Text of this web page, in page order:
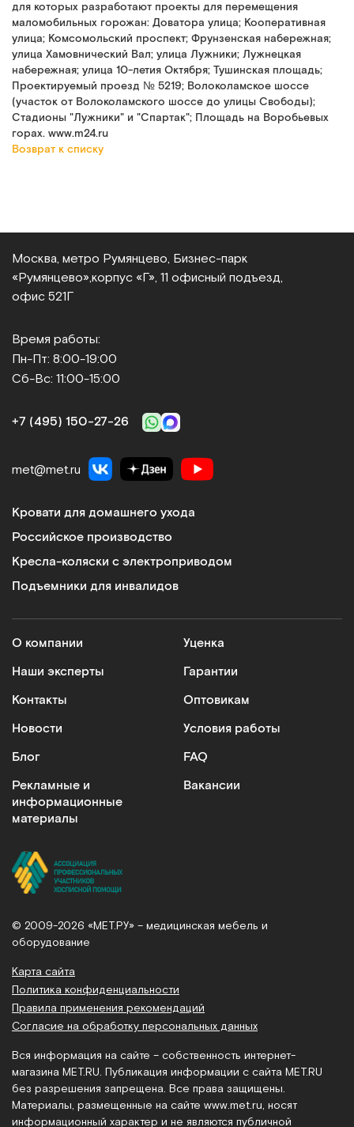
для которых разработают проекты для перемещения
маломобильных горожан: Доватора улица; Кооперативная
улица; Комсомольский проспект; Фрунзенская набережная;
улица Хамовнический Вал; улица Лужники; Лужнецкая
набережная; улица 10-летия Октября; Тушинская площадь;
Проектируемый проезд № 5219; Волоколамское шоссе
(участок от Волоколамского шоссе до улицы Свободы);
Стадионы "Лужники" и "Спартак"; Площадь на Воробьевых
горах. www.m24.ru
Возврат к списку
Москва, метро Румянцево, Бизнес‑парк
«Румянцево», корпус «Г», 11 офисный подъезд,
офис 521Г
Время работы:
Пн-Пт: 8:00-19:00
Сб-Вс: 11:00-15:00
+7 (495) 150‑27‑26
met@met.ru
Кровати для домашнего ухода
Российское производство
Кресла-коляски с электроприводом
Подъемники для инвалидов
О компании
Наши эксперты
Контакты
Новости
Блог
Рекламные и
информационные
материалы
Уценка
Гарантии
Оптовикам
Условия работы
FAQ
Вакансии
© 2009-2026 «МЕТ.РУ» – медицинская мебель и
оборудование
Карта сайта
Политика конфиденциальности
Правила применения рекомендаций
Согласие на обработку персональных данных
Вся информация на сайте – собственность интернет-
магазина MET.RU. Публикация информации с сайта MET.RU
без разрешения запрещена. Все права защищены.
Материалы, размещенные на сайте www.met.ru , носят
информационный характер и не являются публичной